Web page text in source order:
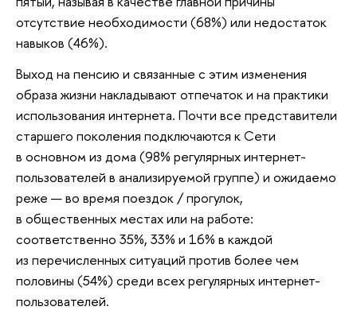
отсутствие необходимости (68%) или недостаток
навыков (46%).
Выход на пенсию и связанные с этим изменения
образа жизни накладывают отпечаток и на практики
использования интернета. Почти все представители
старшего поколения подключаются к Сети
в основном из дома (98% регулярных интернет-
пользователей в анализируемой группе) и ожидаемо
реже — во время поездок / прогулок,
в общественных местах или на работе:
соответственно 35%, 33% и 16% в каждой
из перечисленных ситуаций против более чем
половины (54%) среди всех регулярных интернет-
пользователей.